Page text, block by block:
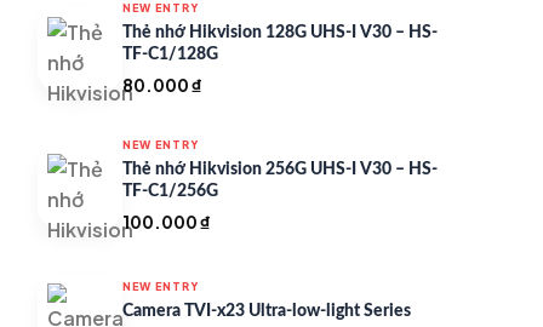
NEW ENTRY
Thẻ nhớ Hikvision 128G UHS-I V30 – HS-
TF-C1/128G
80.000₫
NEW ENTRY
Thẻ nhớ Hikvision 256G UHS-I V30 – HS-
TF-C1/256G
100.000₫
NEW ENTRY
Camera TVI-x23 Ultra-low-light Series